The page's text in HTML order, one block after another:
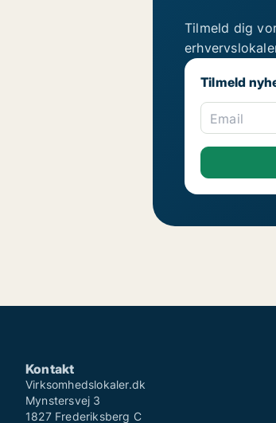
Tilmeld dig
Tilmeld
Email
Kontakt
Virksomhedslokaler.dk
Mynstersvej 3
1827 Frederiksberg C